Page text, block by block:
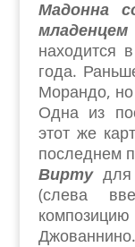
Мадонна
находится
года.
Морандо, но
Одна из
этот же
последнем
Виртудля
(слева
Джованнино.